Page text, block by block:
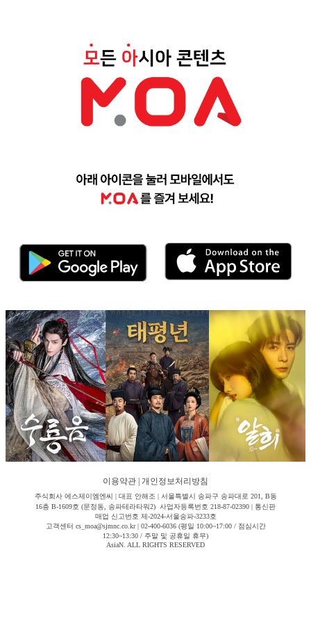
이용약관 개인정보처리방침
주식회사 에스제이엠엔씨 | 대표 안해조 | 서울특별시 송파구 송파대로 201, B동
16층 B-1609호 (문정동, 송파테라타워2) 사업자등록번호 218-87-02390 | 통신판
매업 신고번호 제-2024-서울송파-3233호
고객센터 cs_moa@sjmnc.co.kr | 02-400-6036 (평일 10:00~17:00 / 점심시간
12:30~13:30 / 주말 및 공휴일 휴무)
AsiaN. ALL RIGHTS RESERVED